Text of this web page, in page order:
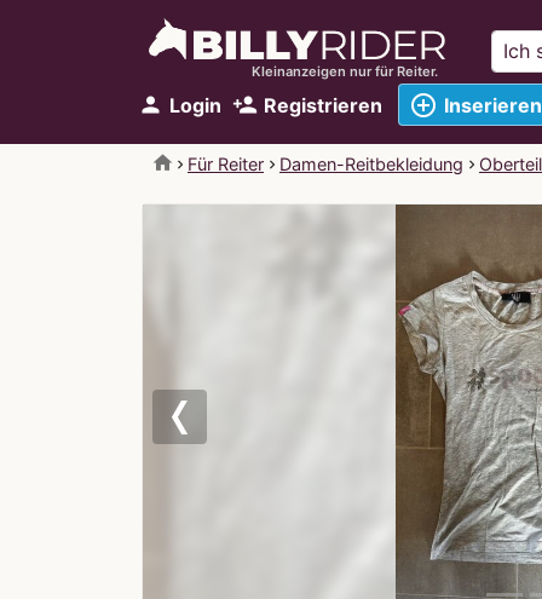
Kleinanzeigen nur für Reiter.
person Login person_add Registrieren add_circle_outline Inserieren
home Für Reiter Damen-Reitbekleidung